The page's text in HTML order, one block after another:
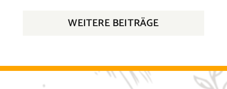
WEITERE BEITRÄGE